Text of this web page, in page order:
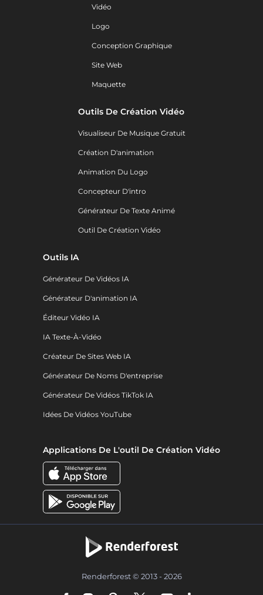
Vidéo
Logo
Conception Graphique
Site Web
Maquette
Outils De Création Vidéo
Visualiseur De Musique Gratuit
Création D'animation
Animation Du Logo
Concepteur D'intro
Générateur De Texte Animé
Outil De Création Vidéo
Outils IA
Générateur De Vidéos IA
Générateur D'animation IA
Éditeur Vidéo IA
IA Texte-À-Vidéo
Créateur De Sites Web IA
Générateur De Noms D'entreprise
Générateur De Vidéos TikTok IA
Idées De Vidéos YouTube
Applications De L'outil De Création Vidéo
Renderforest © 2013 - 2026